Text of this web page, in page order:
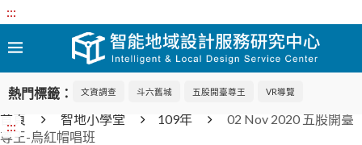
:::
熱門標籤： 文資調查 斗六舊城 五股開臺尊王 VR導覽
:::
首頁 智地小學堂 109年
02 Nov 2020 五股開臺
尊王-烏紅帽唱班